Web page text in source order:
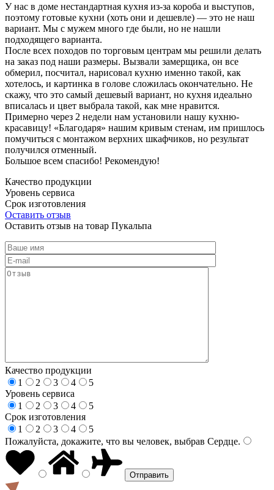
У нас в доме нестандартная кухня из-за короба и выступов,
поэтому готовые кухни (хоть они и дешевле) — это не наш
вариант. Мы с мужем много где были, но не нашли
подходящего варианта.
После всех походов по торговым центрам мы решили делать
на заказ под наши размеры. Вызвали замерщика, он все
обмерил, посчитал, нарисовал кухню именно такой, как
хотелось, и картинка в голове сложилась окончательно. Не
скажу, что это самый дешевый вариант, но кухня идеально
вписалась и цвет выбрала такой, как мне нравится.
Примерно через 2 недели нам установили нашу кухню-
красавицу! «Благодаря» нашим кривым стенам, им пришлось
помучиться с монтажом верхних шкафчиков, но результат
получился отменный.
Большое всем спасибо! Рекомендую!
Качество продукции
Уровень сервиса
Срок изготовления
Оставить отзыв
Оставить отзыв на товар Пукальпа
Качество продукции
1
2 3 4
5
Уровень сервиса
1
2 3 4
5
Срок изготовления
1
2 3 4
5
Пожалуйста, докажите, что вы человек, выбрав Сердце.